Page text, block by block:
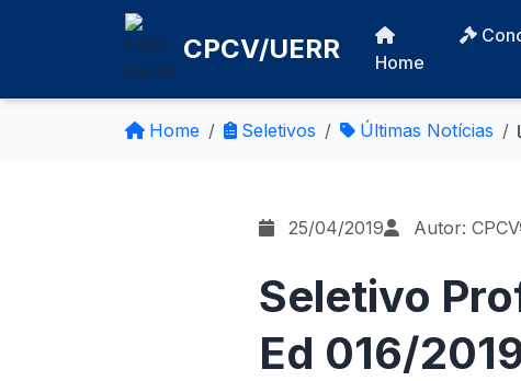
CPCV/UERR Home
Home Seletivos Últimas Notícias
25/04/2019 Autor: CPCV
Seletivo
Ed 016/